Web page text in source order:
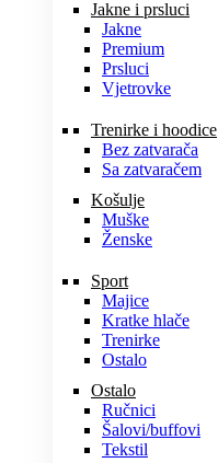
Jakne i prsluci
Jakne
Premium
Prsluci
Vjetrovke
Trenirke i hoodice
Bez zatvarača
Sa zatvaračem
Košulje
Muške
Ženske
Sport
Majice
Kratke hlače
Trenirke
Ostalo
Ostalo
Ručnici
Šalovi/buffovi
Tekstil